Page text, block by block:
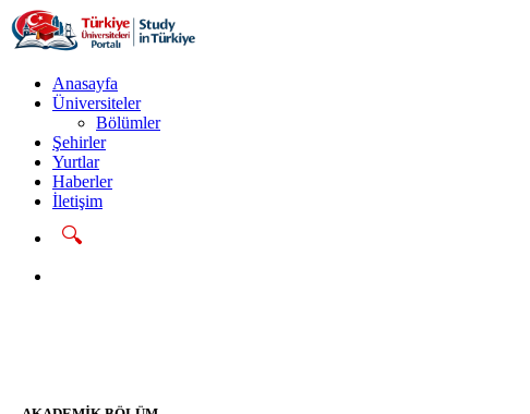
Anasayfa
Üniversiteler
Bölümler
Şehirler
Yurtlar
Haberler
İletişim
🔍